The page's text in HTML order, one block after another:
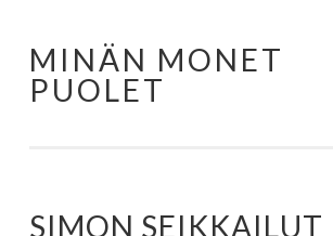
MINÄN MONET
PUOLET
SIMON SEIKKAILUT